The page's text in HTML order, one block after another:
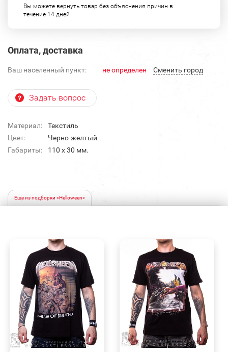
Вы можете вернуть товар без объяснения причин в
течение 14 дней
Оплата, доставка
Ваш населенный пункт: не определен Cменить город
Задать вопрос
Материал:
Текстиль
Цвет:
Черно-желтый
Габариты:
110 х 30 мм.
Еще из подборки «Helloween»